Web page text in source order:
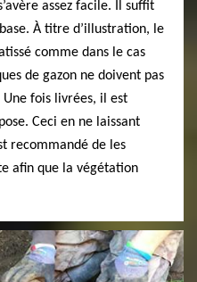
assez facile. Il suffit
À titre d’illustration, le
comme dans le cas
de gazon ne doivent pas
fois livrées, il est
Ceci en ne laissant
recommandé de les
afin que la végétation